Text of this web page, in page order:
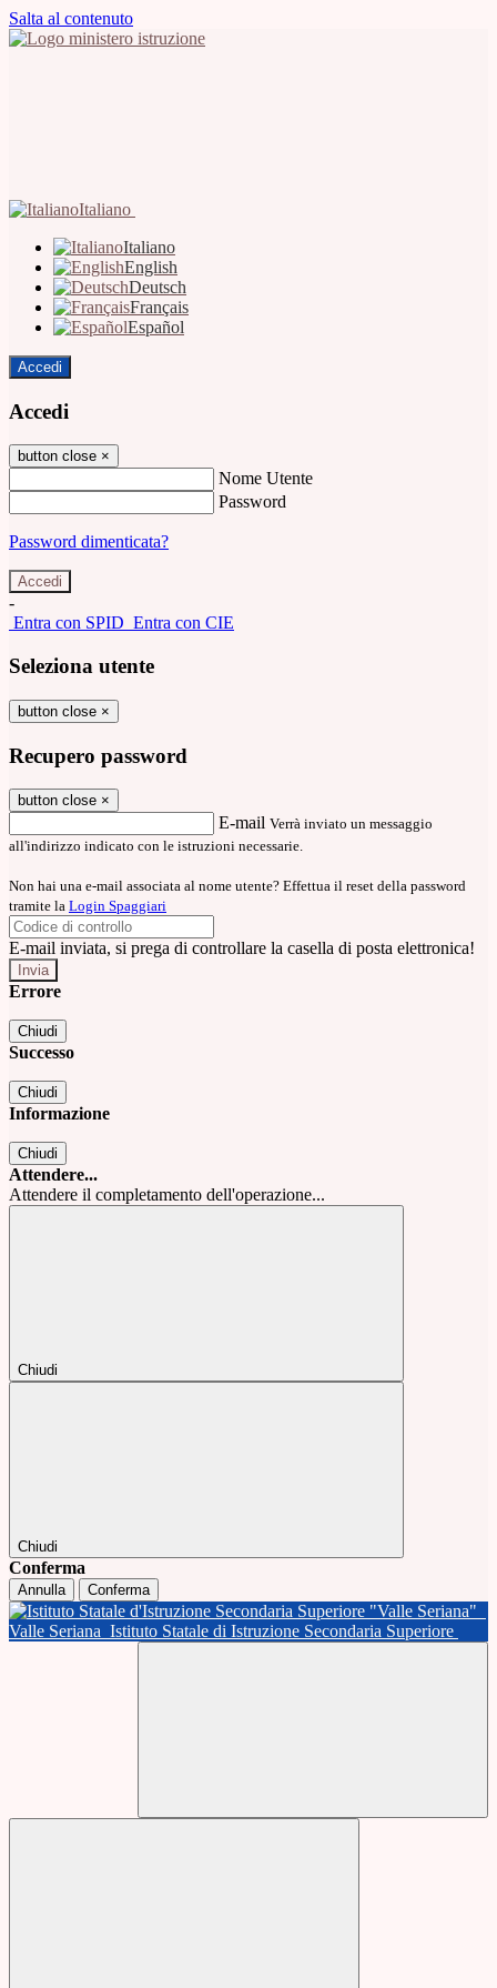
Salta al contenuto
Italiano
Italiano
English
Deutsch
Français
Español
Accedi
Accedi
button close ×
Nome Utente
Password
Password dimenticata?
-
Entra con SPID Entra con CIE
Seleziona utente
button close ×
Recupero password
button close ×
E-mail Verrà inviato un messaggio
all'indirizzo indicato con le istruzioni necessarie.
Non hai una e-mail associata al nome utente? Effettua il reset della password
tramite la Login Spaggiari
E-mail inviata, si prega di controllare la casella di posta elettronica!
Errore
Chiudi
Successo
Chiudi
Informazione
Chiudi
Attendere...
Attendere il completamento dell'operazione...
Chiudi
Chiudi
Conferma
Annulla Conferma
Valle Seriana Istituto Statale di Istruzione Secondaria Superiore